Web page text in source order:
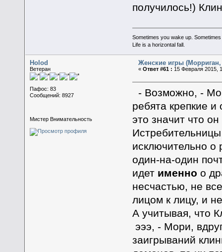
получилось!)
Sometimes you wake up.
Life is a horizontal fall.
Holod
Ветеран
Пафос: 83
Сообщений: 8927
Мистер Внимательность
Женские игры
«Ответ #61 : 15 Февраля 2015,
- Возможно, -
ребята крепкие
это значит что
исключительно о
один-на-один
идет именно о
несчастью, не
лицом к лицу, и
А учитывая, что
эээ, - Мори,
заигрываний